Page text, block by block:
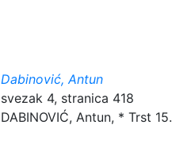
Dabinović, Antun
svezak 4, stranica 418
DABINOVIĆ, Antun, * Trst